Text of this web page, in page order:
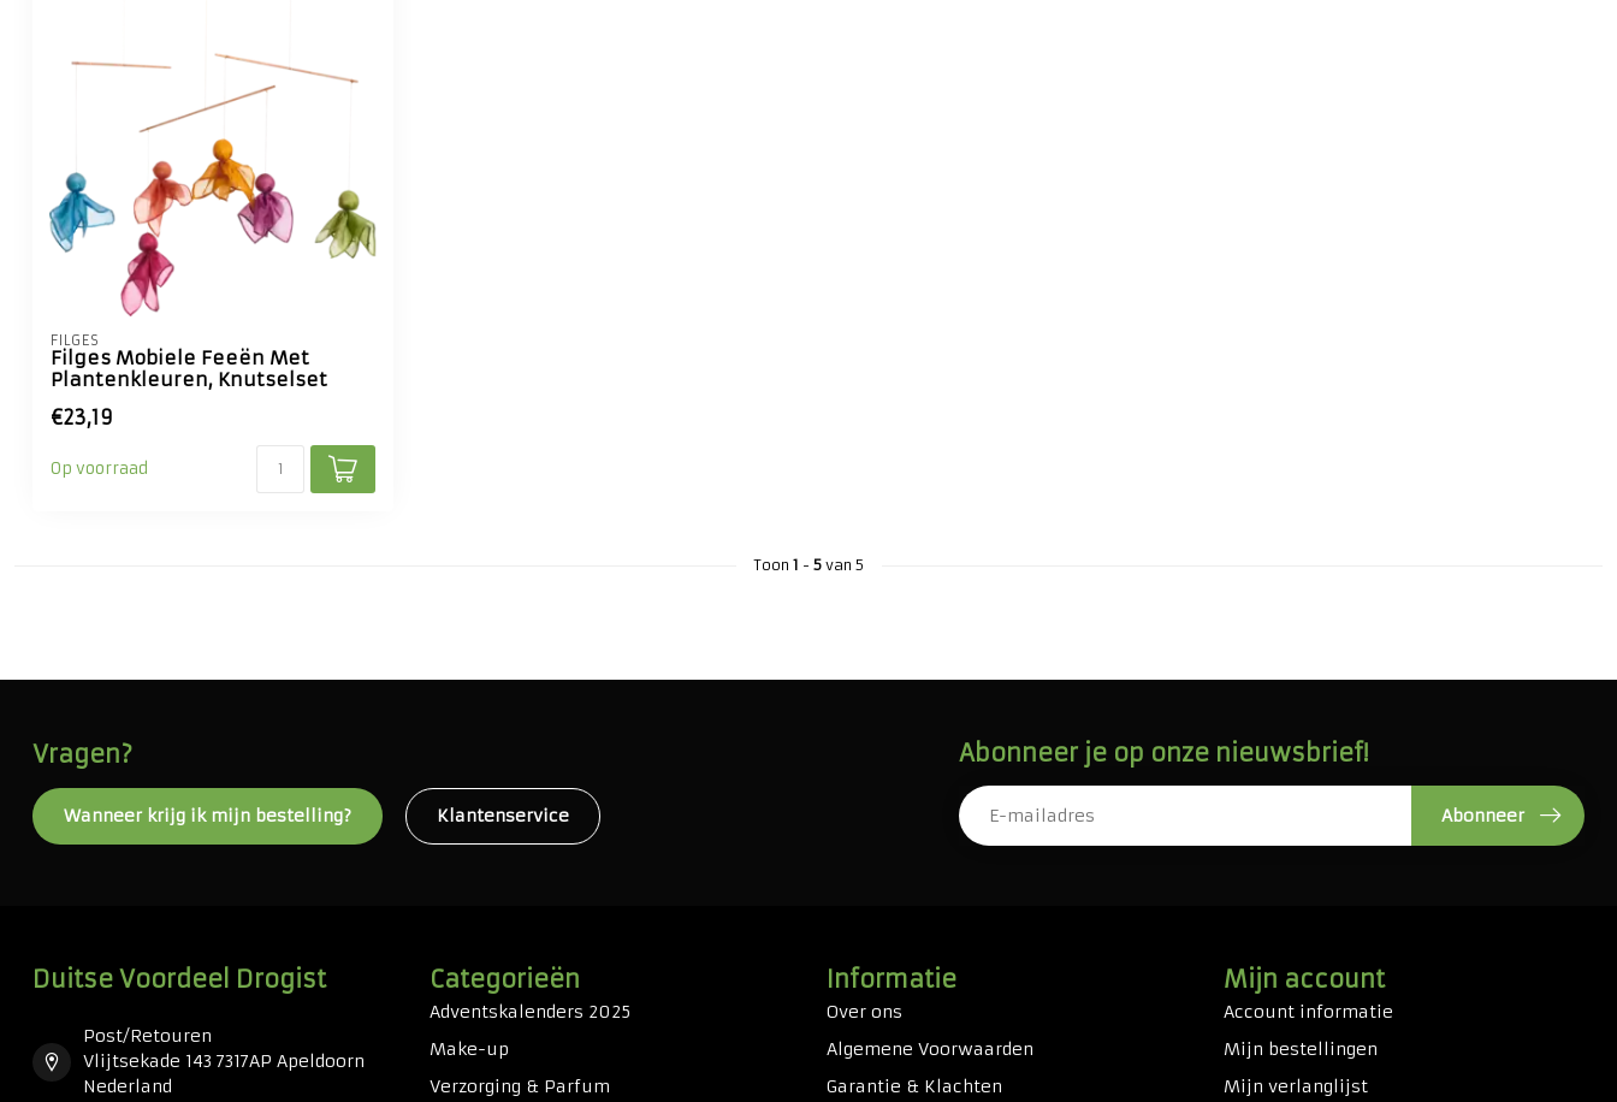
FILGES
Filges Mobiele Feeën Met
Plantenkleuren, Knutselset
€23,19
Op voorraad
Toon 1 - 5van 5
Vragen?
Wanneer krijg ik mijn bestelling? Klantenservice
Abonneer je op onze nieuwsbrief!
Abonneer
Duitse Voordeel Drogist
Post/Retouren
Vlijtsekade 143 7317AP Apeldoorn
Nederland
Categorieën
Adventskalenders 2025
Make-up
Verzorging & Parfum
Informatie
Over ons
Algemene Voorwaarden
Garantie & Klachten
Mijn account
Account informatie
Mijn bestellingen
Mijn verlanglijst